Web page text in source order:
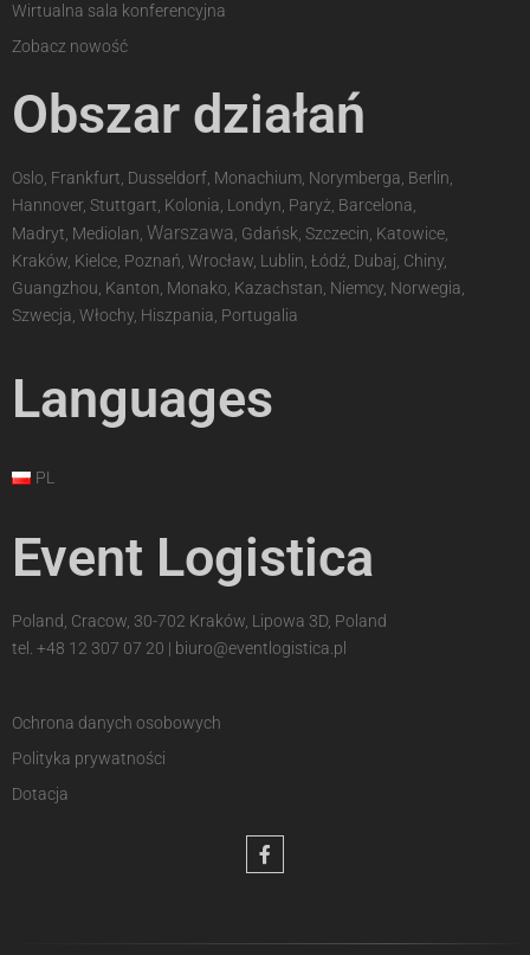
Wirtualna sala konferencyjna
Zobacz nowość
Obszar działań
Oslo, Frankfurt, Dusseldorf, Monachium, Norymberga, Berlin,
Hannover, Stuttgart, Kolonia, Londyn, Paryż, Barcelona,
Madryt, Mediolan, Warszawa, Gdańsk, Szczecin, Katowice,
Kraków, Kielce, Poznań, Wrocław, Lublin, Łódź, Dubaj, Chiny,
Guangzhou, Kanton, Monako, Kazachstan, Niemcy, Norwegia,
Szwecja, Włochy, Hiszpania, Portugalia
Languages
PL
Event Logistica
Poland, Cracow, 30-702 Kraków, Lipowa 3D, Poland
tel. +48 12 307 07 20 | biuro@eventlogistica.pl
Ochrona danych osobowych
Polityka prywatności
Dotacja